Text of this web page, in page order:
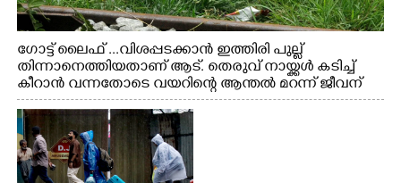
ഗോട്ട് ലൈഫ് ...വിശപ്പടക്കാൻ ഇത്തിരി പുല്ല്
തിന്നാനെത്തിയതാണ് ആട്. തെരുവ് നായ്ക്കൾ കടിച്ച്
കീറാൻ വന്നതോടെ വയറിന്റെ ആന്തൽ മറന്ന് ജീവന്
വേണ്ടിയായി ഓട്ടം. എറണാകുളം വാത്തുരുത്തിയിൽ
നിന്നുള്ള കാഴ്ച